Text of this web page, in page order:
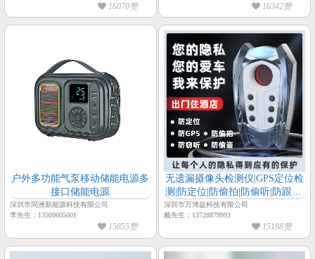
16070赞 16342赞
户外多功能气泵移动储能电源多
接口储能电源
深圳市同洲新能源科技有限公司
李先生：13509605001
15855赞
无遗漏摄像头检测仪|GPS定位检
测|防定位|防偷拍|防偷听|防跟踪|
防监测|防屏蔽
深圳市万博益科技有限公司
戴先生：13728879993
15188赞